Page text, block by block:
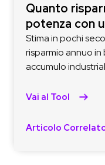
Quanto
potenza con
Stima in pochi
risparmio annuo
accumulo
Vai al Tool
Articolo